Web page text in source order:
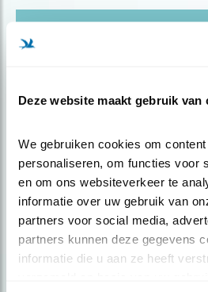
Deze website maakt gebruik van
We gebruiken cookies om
personaliseren, om functies voor
en om ons websiteverkeer te
informatie over uw gebruik van
partners voor social media,
partners kunnen deze gegevens
informatie die u aan ze heeft
Populair